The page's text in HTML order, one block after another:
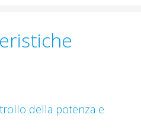
della potenza e